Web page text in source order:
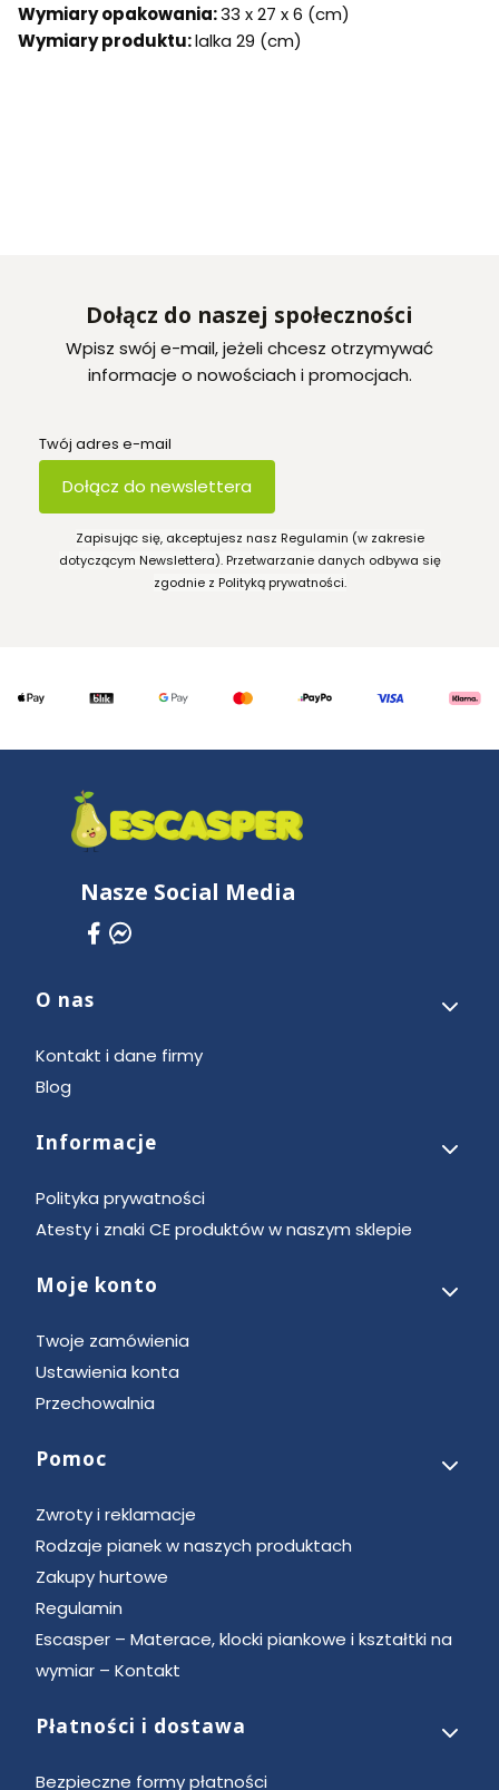
Wymiary opakowania:33 x 27 x 6 (cm)
Wymiary produktu:lalka 29 (cm)
Dołącz do naszej społeczności
Wpisz swój e-mail, jeżeli chcesz otrzymywać
informacje o nowościach i promocjach.
Twój adres e-mail
Dołącz do newslettera
Zapisując się, akceptujesz nasz Regulamin (w zakresie
dotyczącym Newslettera). Przetwarzanie danych odbywa się
zgodnie z Polityką prywatności.
Nasze Social Media
Linki w stopce
O nas
Kontakt i dane firmy
Blog
Informacje
Polityka prywatności
Atesty i znaki CE produktów w naszym sklepie
Moje konto
Twoje zamówienia
Ustawienia konta
Przechowalnia
Pomoc
Zwroty i reklamacje
Rodzaje pianek w naszych produktach
Zakupy hurtowe
Regulamin
Escasper – Materace, klocki piankowe i kształtki na
wymiar – Kontakt
Płatności i dostawa
Bezpieczne formy płatności